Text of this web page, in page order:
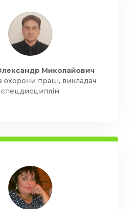
Миколайович
охорони праці, викладач
спецдисциплін